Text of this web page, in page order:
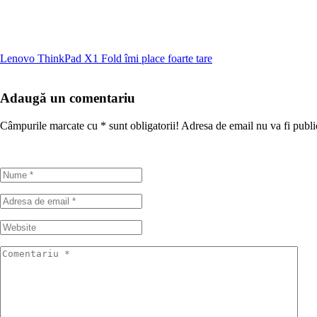
Lenovo ThinkPad X1 Fold îmi place foarte tare
Adaugă un comentariu
Câmpurile marcate cu * sunt obligatorii! Adresa de email nu va fi